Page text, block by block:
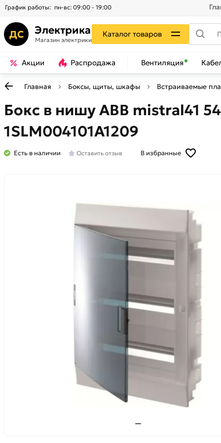
График работы: пн-вс: 09:00 - 19:00
ДС Электрика
Магазин электрики
Каталог товаров
Акции Распродажа Вентиляция
Главная Боксы, щиты, шкафы Встраиваемые
Бокс в нишу ABB mistral41
1SLM004101A1209
Есть в наличии Оставить отзыв В избранные